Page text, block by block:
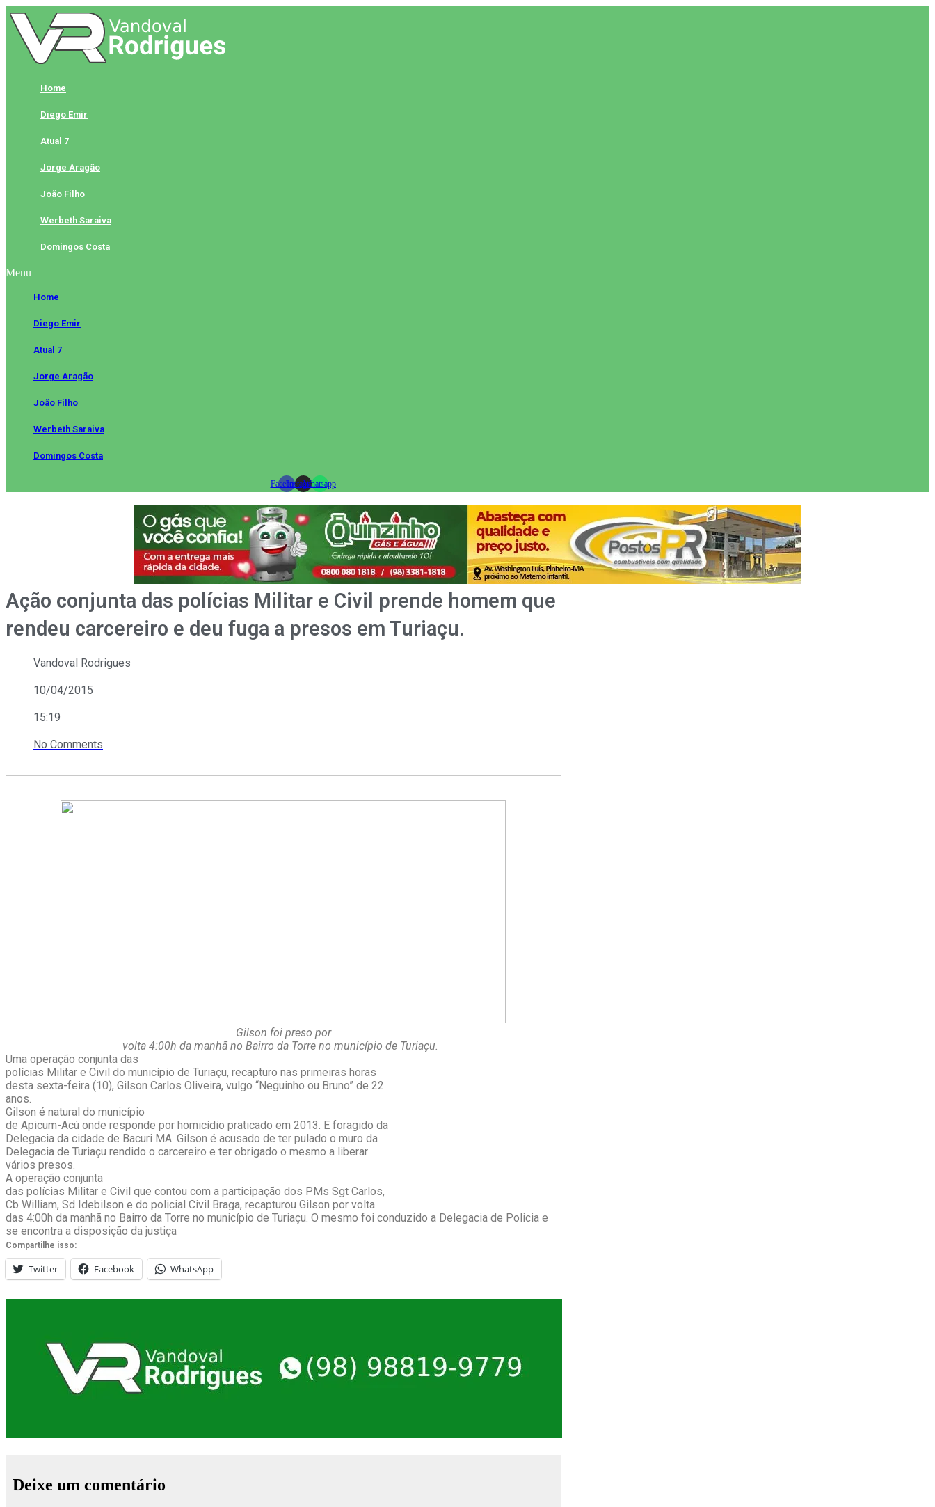
Skip
to
content
Home
Diego Emir
Atual 7
Jorge Aragão
João Filho
Werbeth Saraiva
Domingos Costa
Menu
Home
Diego Emir
Atual 7
Jorge Aragão
João Filho
Werbeth Saraiva
Domingos Costa
FacebookInstagramWhatsapp
Ação conjunta das polícias Militar e Civil prende homem que
rendeu carcereiro e deu fuga a presos em Turiaçu.
Vandoval Rodrigues
10/04/2015
15:19
No Comments
Gilson foi preso por
volta 4:00h da manhã no Bairro da Torre no município de Turiaçu.
Uma operação conjunta das
polícias Militar e Civil do município de Turiaçu, recapturo nas primeiras horas
desta sexta-feira (10), Gilson Carlos Oliveira, vulgo “Neguinho ou Bruno” de 22
anos.
Gilson é natural do município
de Apicum-Acú onde responde por homicídio praticado em 2013. E foragido da
Delegacia da cidade de Bacuri MA. Gilson é acusado de ter pulado o muro da
Delegacia de Turiaçu rendido o carcereiro e ter obrigado o mesmo a liberar
vários presos.
A operação conjunta
das polícias Militar e Civil que contou com a participação dos PMs Sgt Carlos,
Cb William, Sd Idebilson e do policial Civil Braga, recapturou Gilson por volta
das 4:00h da manhã no Bairro da Torre no município de Turiaçu. O mesmo foi conduzido a Delegacia de Policia e
se encontra a disposição da justiça
Compartilhe isso:
Twitter Facebook WhatsApp
Deixe um comentário